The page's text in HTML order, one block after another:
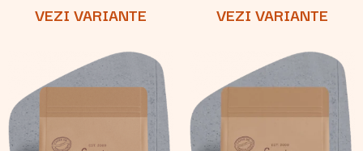
VEZI VARIANTE
VEZI VARIANTE